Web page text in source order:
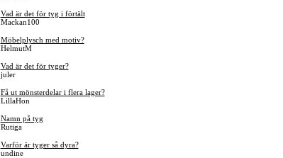
Vad är det för tyg i förtält
Mackan100
Möbelplysch med motiv?
HelmutM
Vad är det för tyger?
juler
Få ut mönsterdelar i flera lager?
LillaHon
Namn på tyg
Rutiga
Varför är tyger så dyra?
undine